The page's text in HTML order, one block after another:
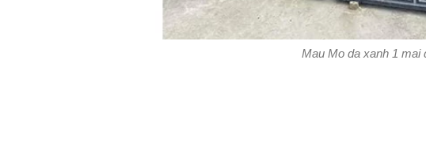
Mau Mo da xanh 1 mai